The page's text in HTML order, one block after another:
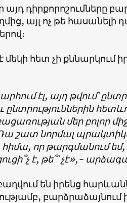
դիրքորոշումները
այլ ոչ թե հասանելի
հետ չի քննարկում
էլ, այդ թվում՝
մեր բոլոր
շատ նորմալ
որ թարգմանում եմ,
է, թե՞՝ չէ»,-
են իրենց
բարձրաձայնում